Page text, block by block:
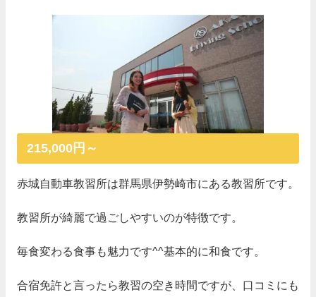
215,000円～
赤城自動車教習所は群馬県伊勢崎市にある教習所です。
教習所が綺麗で過ごしやすいのが特徴です。
毎食変わる食事も魅力です^^基本的に和食です。
合宿免許と言ったら教習の空き時間ですが、口コミにも